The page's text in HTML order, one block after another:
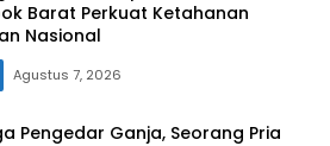
Barat Perkuat Ketahanan
Nasional
Agustus 7, 2026
Pengedar Ganja, Seorang Pria